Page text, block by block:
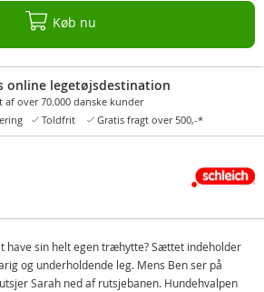
Køb nu
online legetøjsdestination
af over 70.000 danske kunder
Toldfrit Gratis fragt over 500,-*
have sin helt egen træhytte? Sættet indeholder
og underholdende leg. Mens Ben ser på
Sarah ned af rutsjebanen. Hundehvalpen